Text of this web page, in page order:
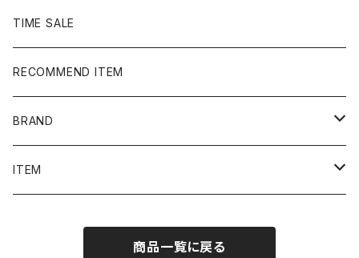
TIME SALE
RECOMMEND ITEM
BRAND
NIKE
ITEM
商品一覧に戻る